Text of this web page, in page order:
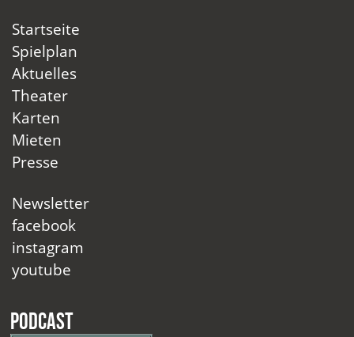
Startseite
Spielplan
Aktuelles
Theater
Karten
Mieten
Presse
Newsletter
facebook
instagram
youtube
Podcast